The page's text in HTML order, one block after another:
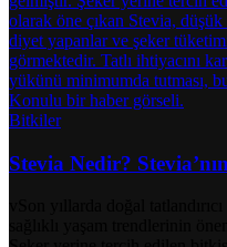
Bitkiler
Stevia Nedir?